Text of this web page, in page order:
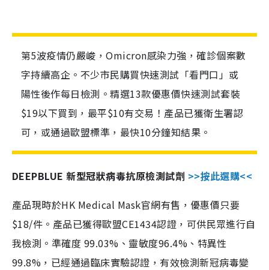
第5波疫情仍嚴峻，Omicron感染力強，確診個案數
字持續高企。不少市民購買快速測試「看門口」或
陽性後作每日檢測。精選13款優惠價快速測試套裝
$19以下買到，最平$10有交易！產品已獲衛生署認
可，或通過歐盟標準，最快10分鐘知結果。
DEEPBLUE 新型冠狀病毒抗原檢測試劑 >>按此選購<<
產品現時於HK Medical Mask官網有售，優惠價只要
$18/件。產品已獲得歐盟CE1434認證，可供民眾進行自
我檢測。準確度 99.03%、靈敏度96.4%、特異性
99.8%，已經通過臨床實驗認證，有效檢測新冠病毒變